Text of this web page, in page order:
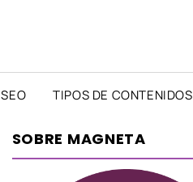
SEO TIPOS DE CONTENIDOS
SOBRE MAGNETA